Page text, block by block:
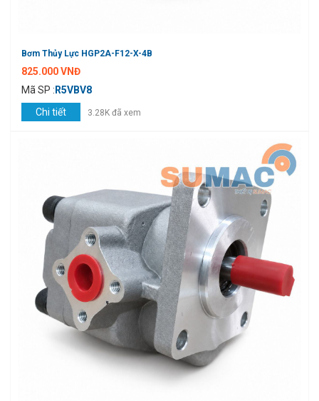
Bơm Thủy Lực HGP2A-F12-X-4B
825.000 VNĐ
Mã SP : R5VBV8
Chi tiết
3.28K đã xem